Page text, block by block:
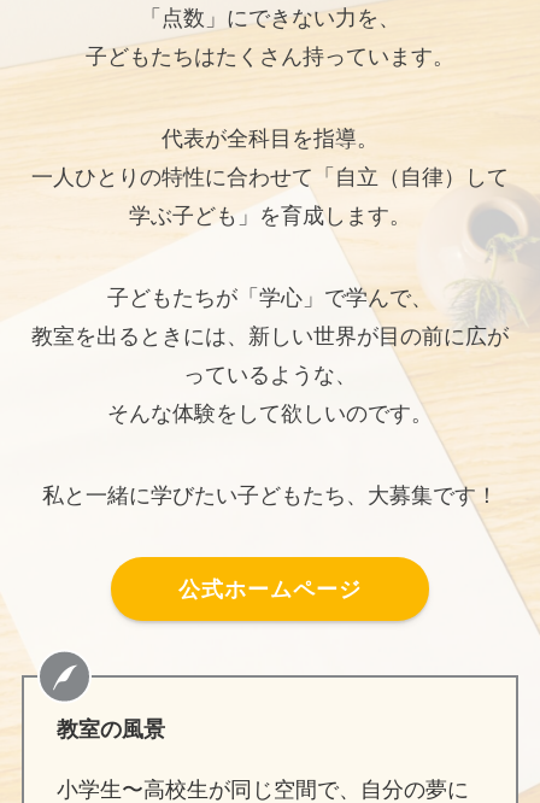
「点数」にできない力を、
子どもたちはたくさん持っています。
代表が全科目を指導。
一人ひとりの特性に合わせて「自立（自律）して
学ぶ子ども」を育成します。
子どもたちが「学心」で学んで、
教室を出るときには、新しい世界が目の前に広が
っているような、
そんな体験をして欲しいのです。
私と一緒に学びたい子どもたち、大募集です！
公式ホームページ
教室の風景
小学生〜高校生が同じ空間で、自分の夢に